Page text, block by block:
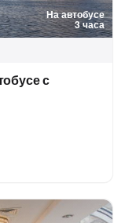
На автобусе
3 часа
с